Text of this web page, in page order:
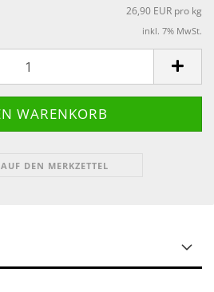
26,90 EUR pro kg
inkl. 7% MwSt.
AUF DEN MERKZETTEL